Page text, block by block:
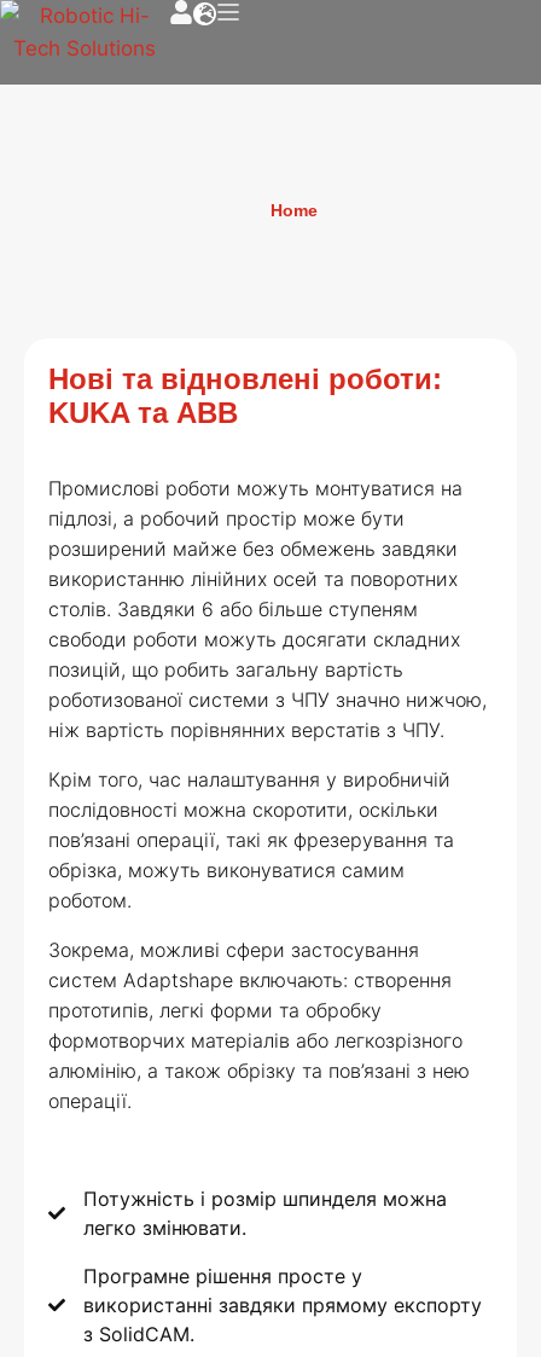
Home
Нові та відновлені роботи:
KUKA та ABB
Промислові роботи можуть монтуватися на
підлозі, а робочий простір може бути
розширений майже без обмежень завдяки
використанню лінійних осей та поворотних
столів. Завдяки 6 або більше ступеням
свободи роботи можуть досягати складних
позицій, що робить загальну вартість
роботизованої системи з ЧПУ значно нижчою,
ніж вартість порівнянних верстатів з ЧПУ.
Крім того, час налаштування у виробничій
послідовності можна скоротити, оскільки
пов’язані операції, такі як фрезерування та
обрізка, можуть виконуватися самим
роботом.
Зокрема, можливі сфери застосування
систем Adaptshape включають: створення
прототипів, легкі форми та обробку
формотворчих матеріалів або легкозрізного
алюмінію, а також обрізку та пов’язані з нею
операції.
Потужність і розмір шпинделя можна
легко змінювати.
Програмне рішення просте у
використанні завдяки прямому експорту
з SolidCAM.